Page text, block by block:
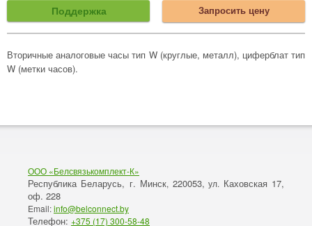
Поддержка Запросить цену
Вторичные аналоговые часы тип W (круглые, металл), циферблат тип
W (метки часов).
ООО «Белсвязькомплект-К»
Республика Беларусь, г. Минск, 220053, ул. Каховская 17,
оф. 228
Email:info@belconnect.by
Телефон: +375 (17) 300-58-48